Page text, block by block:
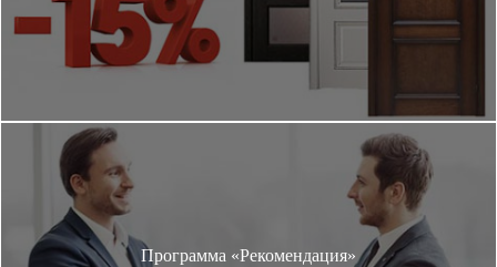
Программа «Рекомендация»